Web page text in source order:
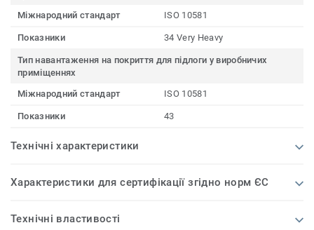
Міжнародний стандарт
ISO 10581
Показники 34 Very Heavy
Тип навантаження на покриття для підлоги у виробничих
приміщеннях
Міжнародний стандарт
ISO 10581
Показники 43
Технічні характеристики
Характеристики для сертифікації згідно норм ЄС
Технічні властивості